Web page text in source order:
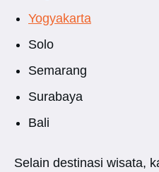
Yogyakarta
Solo
Semarang
Surabaya
Bali
Selain destinasi wisata,